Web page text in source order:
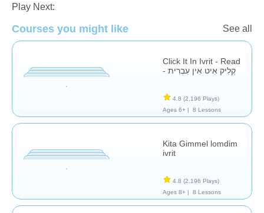
Play Next:
Courses you might like See all
Click It In Ivrit - Read
- קְלִיק אִיט אִין עִבְרִית
4.8 (2,196 Plays)
Ages 6+ |
8 Lessons
Kita Gimmel lomdim
ivrit
4.8 (2,196 Plays)
Ages 8+ |
8 Lessons